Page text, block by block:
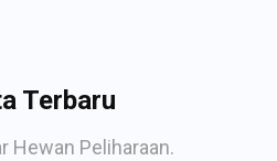
Terbaru
Hewan Peliharaan.